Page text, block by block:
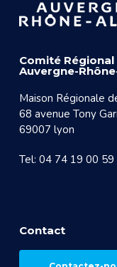
Comité
Auvergne-
Maison Régionale
68 avenue Tony
69007 lyon
Tel: 04 74 19 00 59
Contact